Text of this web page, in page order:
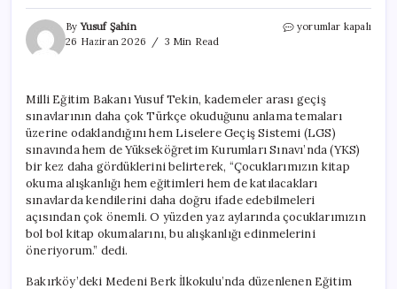
ByYusuf Şahin
26 Haziran 2026
3 Min Read
LGS
Bakan
Tekin’den
açıklama
geldi
yorumlar kapalı
Milli Eğitim Bakanı Yusuf Tekin, kademeler arası geçiş
sınavlarının daha çok Türkçe okuduğunu anlama temaları
üzerine odaklandığını hem Liselere Geçiş Sistemi (LGS)
sınavında hem de Yükseköğretim Kurumları Sınavı’nda (YKS)
bir kez daha gördüklerini belirterek, “Çocuklarımızın kitap
okuma alışkanlığı hem eğitimleri hem de katılacakları
sınavlarda kendilerini daha doğru ifade edebilmeleri
açısından çok önemli. O yüzden yaz aylarında çocuklarımızın
bol bol kitap okumalarını, bu alışkanlığı edinmelerini
öneriyorum.” dedi.
Bakırköy’deki Medeni Berk İlkokulu’nda düzenlenen Eğitim